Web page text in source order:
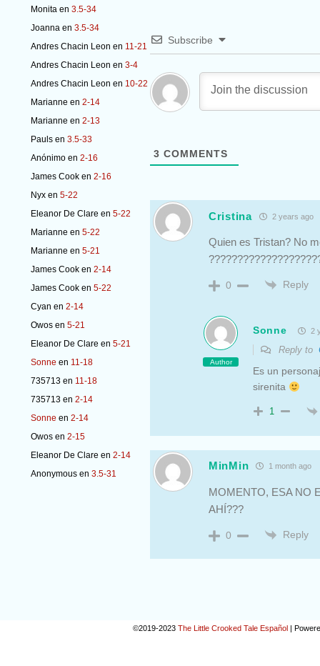
Monita en 3.5-34
Joanna en 3.5-34
Andres Chacin Leon en 11-21
Andres Chacin Leon en 3-4
Andres Chacin Leon en 10-22
Marianne en 2-14
Marianne en 2-13
Pauls en 3.5-33
Anónimo en 2-16
James Cook en 2-16
Nyx en 5-22
Eleanor De Clare en 5-22
Marianne en 5-22
Marianne en 5-21
James Cook en 2-14
James Cook en 5-22
Cyan en 2-14
Owos en 5-21
Eleanor De Clare en 5-21
Sonne en 11-18
735713 en 11-18
735713 en 2-14
Sonne en 2-14
Owos en 2-15
Eleanor De Clare en 2-14
Anonymous en 3.5-31
Subscribe
3 COMMENTS
Cristina 2 years ago
Quien es Tristan? No
0 Reply
Author
Sonne 2
Reply to
Es un
sirenita
1
MinMin 1 month ago
MOMENTO, ESA NO
AHÍ???
0 Reply
©2019-2023 The Little Crooked Tale Español |